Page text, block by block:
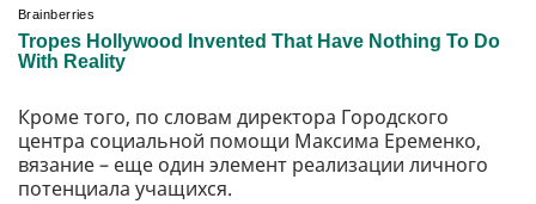
Кроме того, по словам директора Городского
центра социальной помощи Максима Еременко,
вязание – еще один элемент реализации личного
потенциала учащихся.